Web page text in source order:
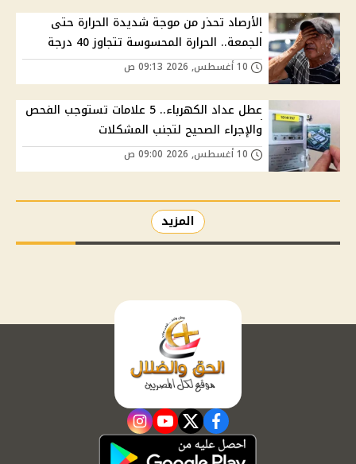
الأرصاد تحذر من موجة شديدة الحرارة حتى
الجمعة.. الحرارة المحسوسة تتجاوز 40 درجة
عطل عداد الكهرباء.. 5 علامات تستوجب الفحص
والإجراء الصحيح لتجنب المشكلات
المزيد
facebook
twitter
youtube
instagram